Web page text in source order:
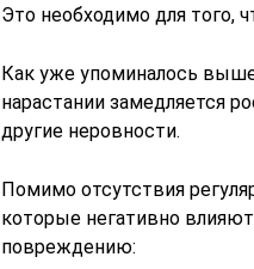
Это необходимо для того,
Как уже упоминалось
нарастании замедляется
другие неровности.
Помимо отсутствия
которые негативно
повреждению: